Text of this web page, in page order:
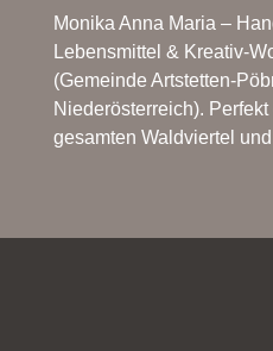
Monika Anna Maria –
Lebensmittel & Kreativ-
(Gemeinde Artstetten-
Niederösterreich).
gesamten Waldviertel